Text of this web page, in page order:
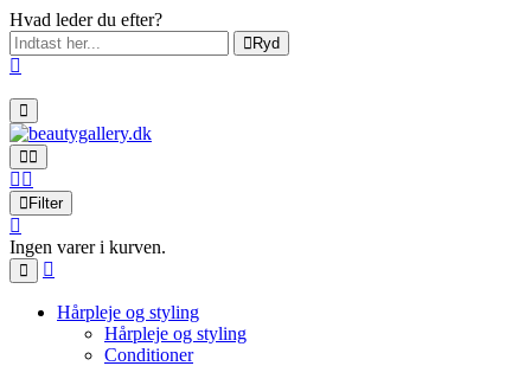
Hvad leder du efter?
Ryd
Filter
Ingen varer i kurven.
Hårpleje og styling
Hårpleje og styling
Conditioner